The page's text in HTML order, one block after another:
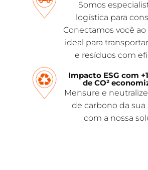
Somos
logística para
Conectamos você
ideal para
e resíduos com
Impacto ESG com
de CO²
Mensure e
de carbono da sua
com a nossa